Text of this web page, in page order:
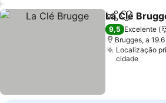
Partilhar
La Clé
9,5 Excelente
Brugges, a
Localização
cidade